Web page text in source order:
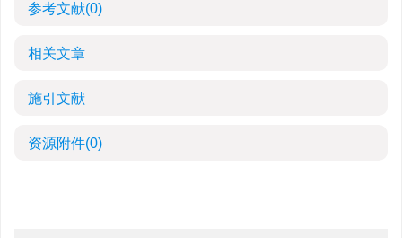
参考文献(0)
相关文章
施引文献
资源附件(0)